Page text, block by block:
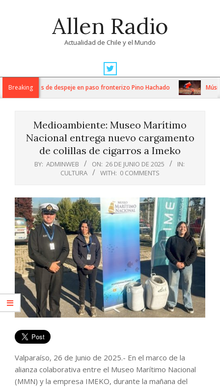
Allen Radio
Actualidad de Chile y el Mundo
Navigation
MenuBreaking
trabajos de despeje en paso fronterizo Pino Hachado
Medioambiente: Museo Marítimo
Nacional entrega nuevo cargamento
de colillas de cigarros a Imeko
BY: ADMINWEB ON: 26 DE JUNIO DE 2025
IN:
CULTURA
WITH: 0 COMMENTS
Valparaíso, 26 de Junio de 2025.- En el marco de la
alianza colaborativa entre el Museo Marítimo Nacional
(MMN) y la empresa IMEKO, durante la mañana del